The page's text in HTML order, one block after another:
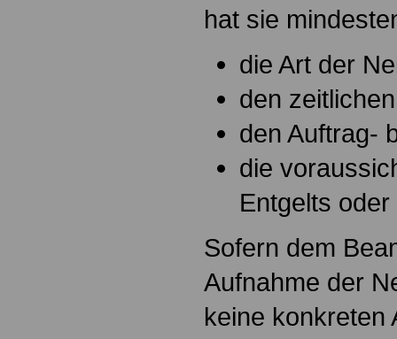
hat sie
die Art der
den
den Auftrag-
die
Entgelts
Sofern dem
Aufnahme der
keine konkreten